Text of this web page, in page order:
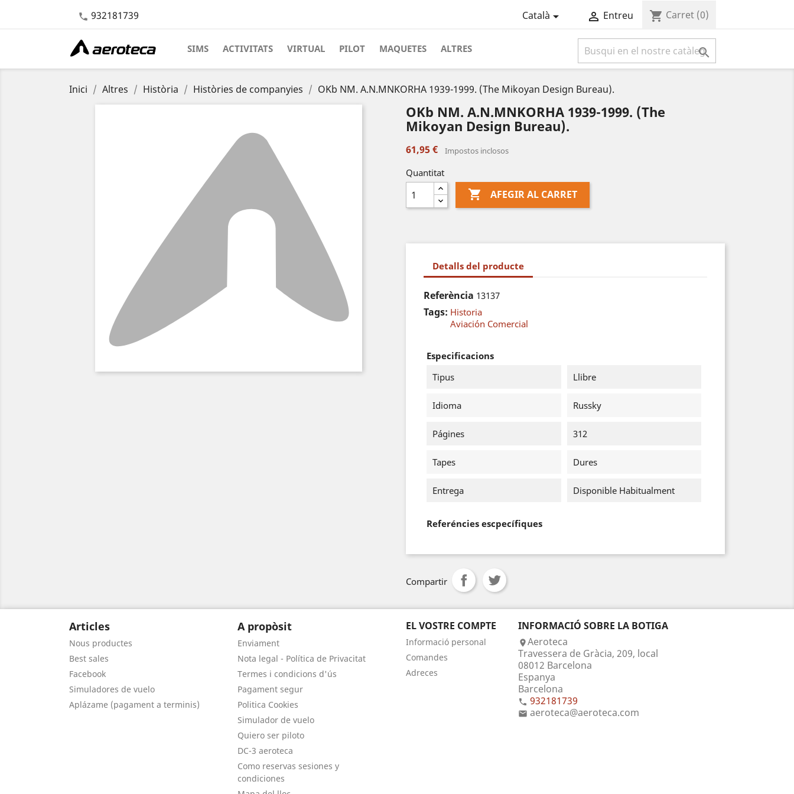
 932181739 Català  Entreu shopping_cart Carret (0)
SIMS ACTIVITATS VIRTUAL PILOT MAQUETES ALTRES 
Inici Altres Història Històries de companyies OKb NM. A.N.MNKORHA 1939-1999. (The Mikoyan Design Bureau).
OKb NM. A.N.MNKORHA 1939-1999. (The
Mikoyan Design Bureau).
61,95 € Impostos inclosos
Quantitat
 AFEGIR AL CARRET
Detalls del producte
Referència 13137
Tags: Historia
Aviación Comercial
Especificacions
Tipus
Llibre
Idioma Russky
Págines 312
Tapes Dures
Entrega Disponible Habitualment
Referéncies escpecífiques
Compartir
Articles
Nous productes
Best sales
Facebook
Simuladores de vuelo
Aplázame (pagament a terminis)
A propòsit
Enviament
Nota legal - Política de Privacitat
Termes i condicions d'ús
Pagament segur
Politica Cookies
Simulador de vuelo
Quiero ser piloto
DC-3 aeroteca
Como reservas sesiones y
condiciones
EL VOSTRE COMPTE
Informació personal
Comandes
Adreces
INFORMACIÓ SOBRE LA BOTIGA
Aeroteca
Travessera de Gràcia, 209, local
08012 Barcelona
Espanya
Barcelona
 932181739
 aeroteca@aeroteca.com